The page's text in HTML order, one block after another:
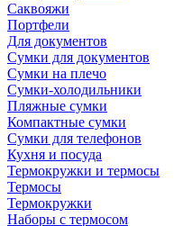
Саквояжи
Портфели
Для документов
Сумки для документов
Сумки на плечо
Сумки-холодильники
Пляжные сумки
Компактные сумки
Сумки для телефонов
Кухня и посуда
Термокружки и термосы
Термосы
Термокружки
Наборы с термосом